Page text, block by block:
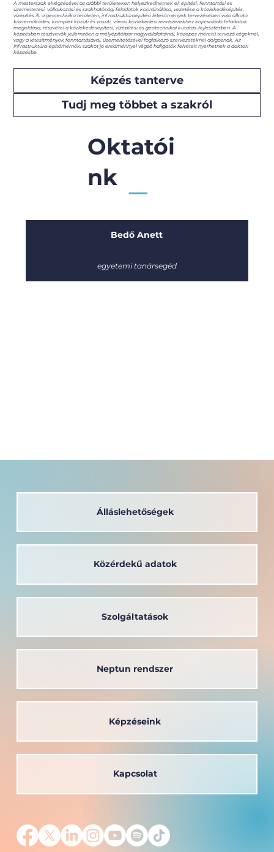
A mesterszak elvégzésével az alábbi területeken helyezkedhetnek el: építési, fenntartási és
üzemeltetési, vállalkozási és szakhatósági feladatok koordinálása, vezetése a közlekedésépítés,
vízépítés ill. a geotechnika területén; infrastruktúraépítési létesítmények tervezésében való alkotó
közreműködés, komplex közúti és vasúti, városi közlekedési rendszerekhez kapcsolódó feladatok
megoldása, részvétel a közlekedésépítési, vízépítési és geotechnikai kutatás-fejlesztésben. A
képzésben résztvevők jellemzően a mélyépítőipar nagyvállalatainál, közepes méretű tervező cégeknél,
vagy a létesítmények fenntartásával, üzemeltetésével foglalkozó szervezeteknél dolgoznak. Az
Infrastruktúra-építőmérnöki szakot jó eredménnyel végző hallgatók felvételt nyerhetnek a doktori
képzésbe.
Képzés tanterve
Tudj meg többet a szakról
Oktatói
nk
Bedő Anett
egyetemi tanársegéd
Álláslehetőségek
Neptun rendszer
Szolgáltatások
Kapcsolat
Közérdekű adatok
Képzéseink